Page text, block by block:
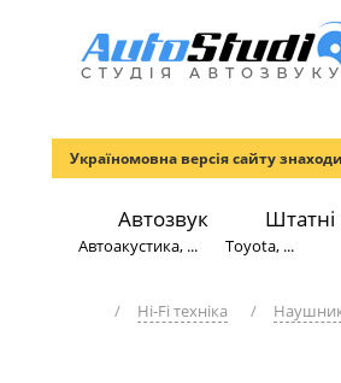
Україномовна версія сайту
Автозвук
Автоакустика, ...
Штатні
Toyota, ...
/ Hi-Fi техніка /